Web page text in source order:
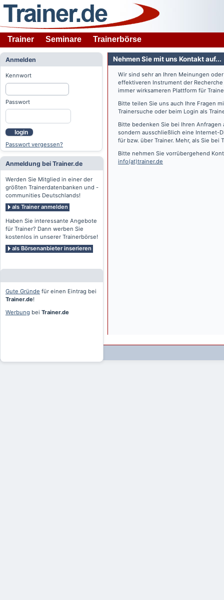
Trainer Seminare Trainerbörse
Anmelden
Kennwort
Passwort
login
Passwort vergessen?
Anmeldung bei Trainer.de
Werden Sie Mitglied in einer der
größten Trainerdatenbanken und -
communities Deutschlands!
als Trainer anmelden
Haben Sie interessante Angebote
für Trainer? Dann werben Sie
kostenlos in unserer Trainerbörse!
als Börsenanbieter inserieren
Gute Gründe für einen Eintrag bei
Trainer.de!
Werbung bei Trainer.de
Nehmen Sie mit uns Kontakt auf...
Wir sind sehr an Ihren Meinungen
effektiveren Instrument der
immer wirksameren Plattform für
Bitte teilen Sie uns auch Ihre Fragen
Trainersuche oder beim Login als
Bitte bedenken Sie bei Ihren
sondern ausschließlich eine Internet-
für bzw. über Trainer. Mehr, als Sie bei
Bitte nehmen Sie vorrübergehend
info(at)trainer.de